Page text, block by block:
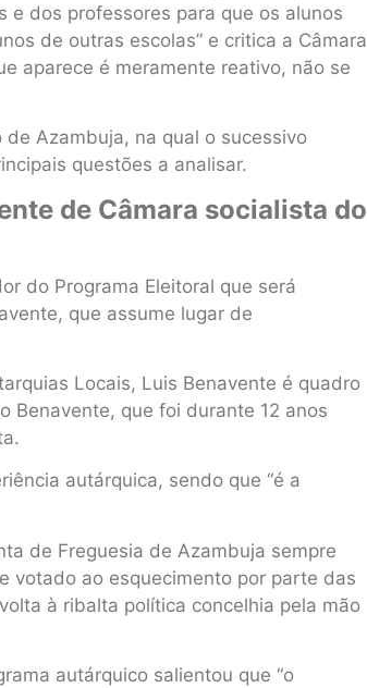
e dos professores para que os alunos
de outras escolas” e critica a Câmara
aparece é meramente reativo, não se
Azambuja, na qual o sucessivo
questões a analisar.
de Câmara socialista do
do Programa Eleitoral que será
que assume lugar de
Locais, Luis Benavente é quadro
Benavente, que foi durante 12 anos
autárquica, sendo que “é a
de Freguesia de Azambuja sempre
votado ao esquecimento por parte das
à ribalta política concelhia pela mão
autárquico salientou que “o